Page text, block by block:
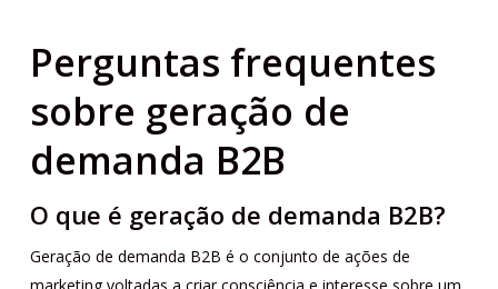
Perguntas frequentes
sobre geração de
demanda B2B
O que é geração de demanda B2B?
Geração de demanda B2B é o conjunto de ações de